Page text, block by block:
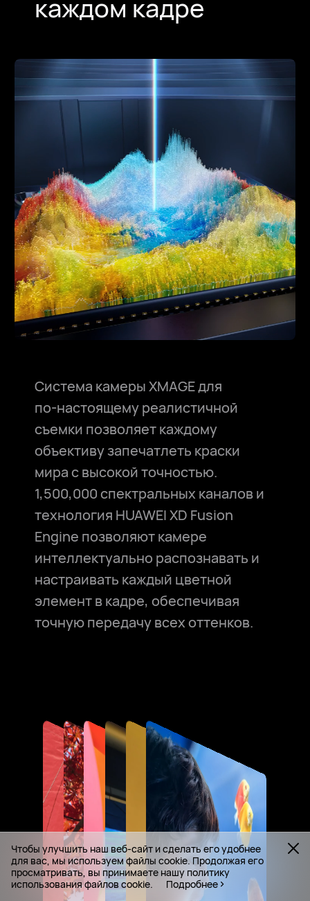
Чтобы улучшить наш веб-сайт и сделать его удобнее
для вас, мы используем файлы cookie. Продолжая его
просматривать, вы принимаете нашу политику
использования файлов cookie.
Подробнее
каждом кадре
Воспроизвести
Система камеры XMAGE для
по⁠-⁠настоящему реалистичной
съемки позволяет каждому
объективу запечатлеть краски
мира с высокой точностью.
1,500,000 спектральных каналов и
технология HUAWEI XD Fusion
Engine позволяют камере
интеллектуально распознавать и
настраивать каждый цветной
элемент в кадре, обеспечивая
точную передачу всех оттенков.